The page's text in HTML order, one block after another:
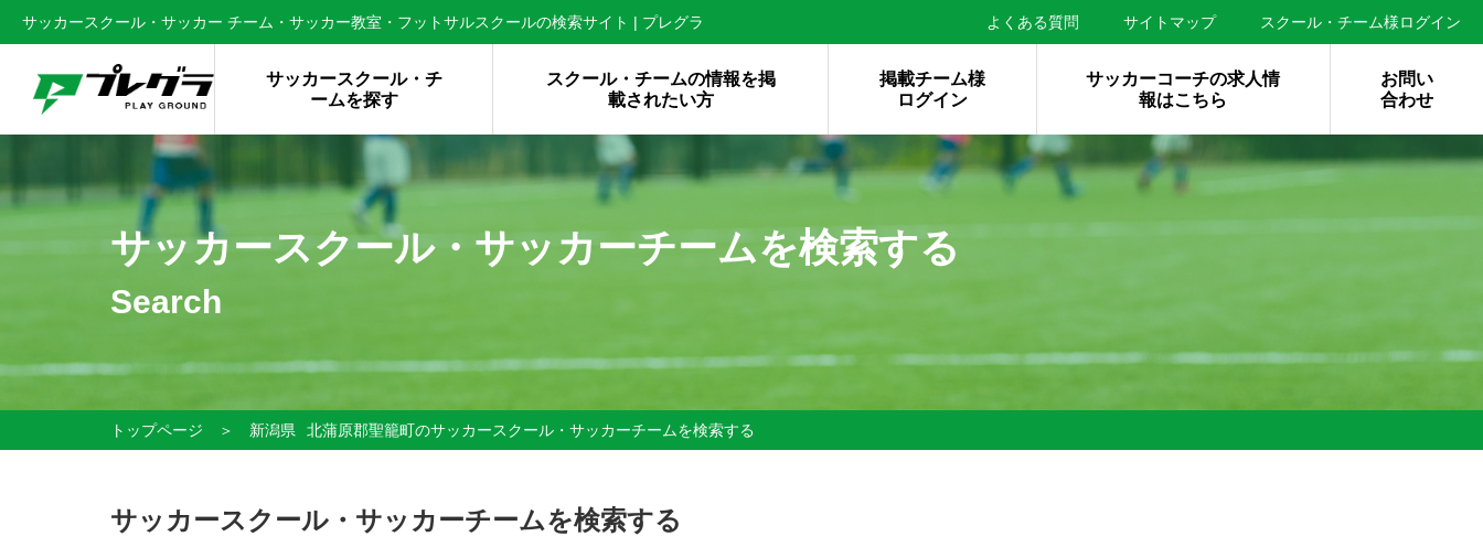
サッカースクール・サッカー チーム・サッカー教室・フットサルスクールの検索サイト | プレグラ よくある質問 サイトマップ スクール・チーム様ログイン
サッカースクール・チ
ームを探す
スクール・チームの情報を掲
載されたい方
掲載チーム様
ログイン
サッカーコーチの求人情
報はこちら
お問い
合わせ
サッカースクール・サッカーチームを検索する
Search
トップページ ＞ 新潟県 北蒲原郡聖籠町のサッカースクール・サッカーチームを検索する
サッカースクール・サッカーチームを検索する